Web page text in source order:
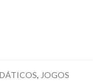
, JOGOS